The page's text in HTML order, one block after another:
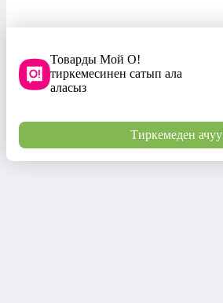
Товарды Мой О!
тиркемесинен сатып ала
аласыз
Тиркемеден ачуу